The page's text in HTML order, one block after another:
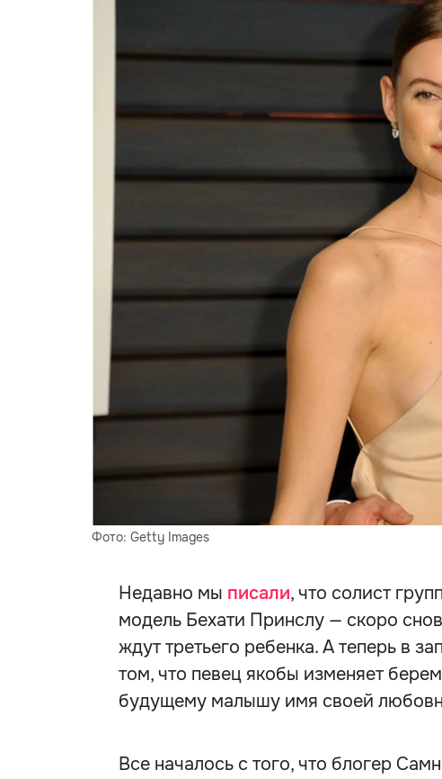
Фото: Getty Images
Недавно мы писали, что солист
модель Бехати Принслу — скоро
ждут третьего ребенка. А теперь в
том, что певец якобы изменяет
будущему малышу имя своей
Все началось с того, что блогер